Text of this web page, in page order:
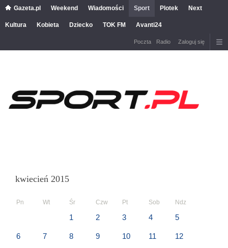
Gazeta.pl Weekend Wiadomości Sport Plotek Next
Kultura Kobieta Dziecko TOK FM Avanti24
Poczta Radio Zaloguj się
kwiecień 2015
Pn Wt Śr Czw Pt Sob Ndz
1 2 3 4 5
6 7 8 9 10 11 12